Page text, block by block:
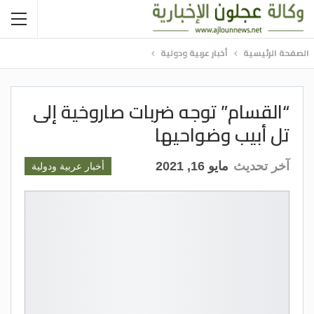
الصفحة الرئيسية أخبار عربية ودولية
“القسام” توجه ضربات صاروخية إلى
تل أبيب وضواحيها
أخبار عربية ودولية آخر تحديث مايو 16, 2021